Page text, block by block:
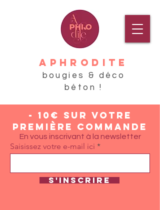
APHRODITE
bougies & déco
béton !
- 10€ sur votre
première commande
En vous inscrivant à la newsletter
Saisissez votre e-mail ici
S'inscrire